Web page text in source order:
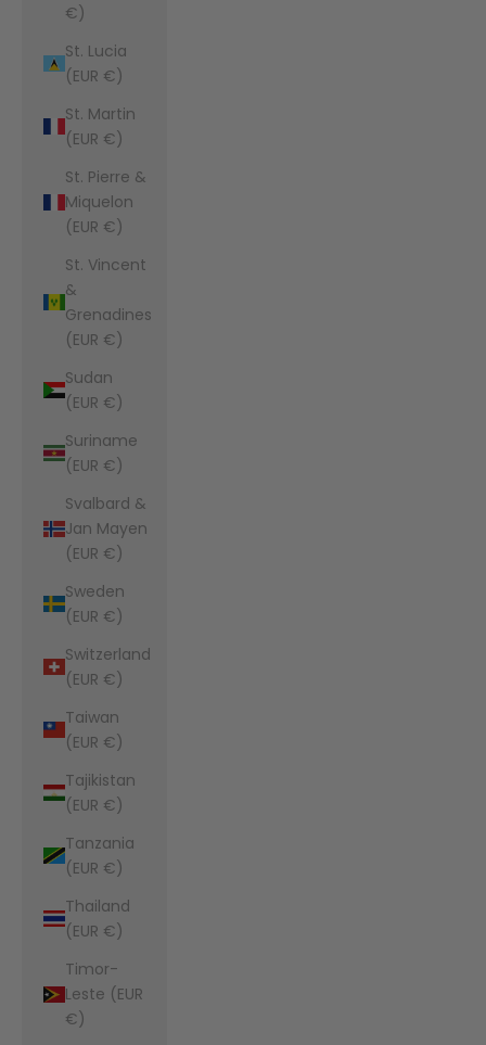
€)
St. Lucia
(EUR €)
St. Martin
(EUR €)
St. Pierre &
Miquelon
(EUR €)
St. Vincent
&
Grenadines
(EUR €)
Sudan
(EUR €)
Suriname
(EUR €)
Svalbard &
Jan Mayen
(EUR €)
Sweden
(EUR €)
Switzerland
(EUR €)
Taiwan
(EUR €)
Tajikistan
(EUR €)
Tanzania
(EUR €)
Thailand
(EUR €)
Timor-
Leste (EUR
€)